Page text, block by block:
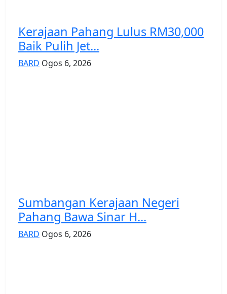
Kerajaan Pahang Lulus RM30,000
Baik Pulih Jet...
BARD Ogos 6, 2026
Sumbangan Kerajaan Negeri
Pahang Bawa Sinar H...
BARD Ogos 6, 2026